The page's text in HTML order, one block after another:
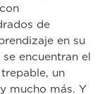
de
en su
encuentran el
un
mucho más. Y